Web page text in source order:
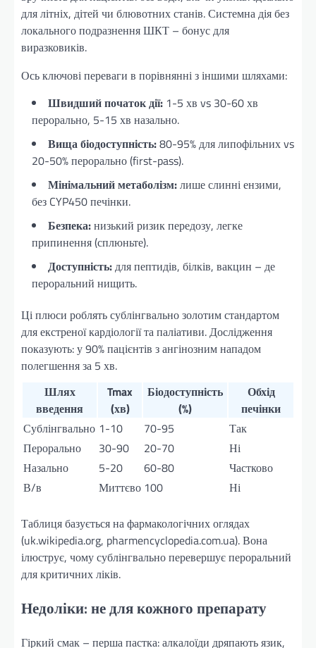
для літніх, дітей чи блювотних станів. Системна дія без
локального подразнення ШКТ – бонус для
виразковиків.
Ось ключові переваги в порівнянні з іншими шляхами:
Швидший початок дії: 1-5 хв vs 30-60 хв
перорально, 5-15 хв назально.
Вища біодоступність:80-95% для липофільних vs
20-50% перорально (first-pass).
Мінімальний метаболізм:лише слинні ензими,
без CYP450 печінки.
Безпека:низький ризик передозу, легке
припинення (сплюньте).
Доступність:для пептидів, білків, вакцин – де
пероральний нищить.
Ці плюси роблять сублінгвально золотим стандартом
для екстреної кардіології та паліативи. Дослідження
показують: у 90% пацієнтів з ангінозним нападом
полегшення за 5 хв.
Шлях
введення
Tmax
(хв)
Біодоступність
(%)
Обхід
печінки
Сублінгвально 1-10 70-95
Так
Перорально
30-90 20-70
Ні
Назально
5-20 60-80
Частково
В/в
Миттєво 100 Ні
Таблиця базується на фармакологічних оглядах
(uk.wikipedia.org, pharmencyclopedia.com.ua). Вона
ілюструє, чому сублінгвально перевершує пероральний
для критичних ліків.
Недоліки: не для кожного препарату
Гіркий смак – перша пастка: алкалоїди дряпають язик,